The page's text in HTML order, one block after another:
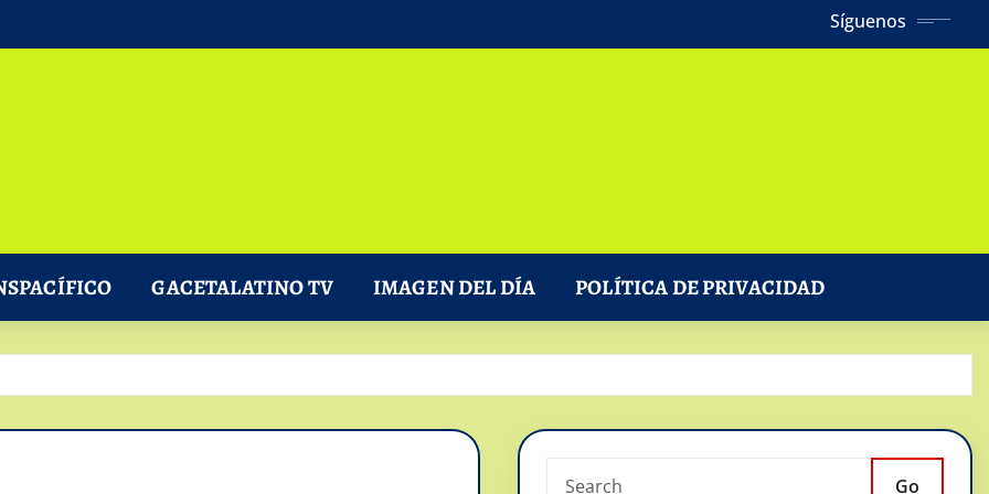
Síguenos
GACETALATINO TV IMAGEN DEL DÍA POLÍTICA DE PRIVACIDAD
Go